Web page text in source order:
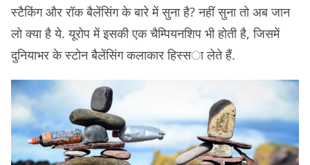
स्टैकिंग और रॉक बैलेंसिंग के बारे में सुना है? नहीं सुना तो अब जान
लो क्या है ये. यूरोप में इसकी एक चैम्पियनशिप भी होती है, जिसमें
दुनियाभर के स्टोन बैलेंसिंग कलाकार हिस्सा लेते हैं.